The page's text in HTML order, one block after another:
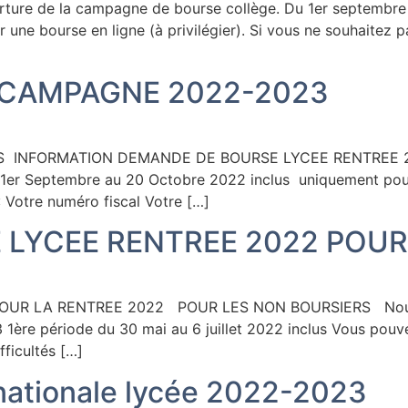
de la campagne de bourse collège. Du 1er
bourse en ligne (à privilégier). Si vous ne souhaitez
2022-2023
INFORMATION DEMANDE DE BOURSE LYCEE
Septembre au 20 Octobre 2022 inclus uniquement
Votre numéro fiscal Votre […]
RENTREE 2022
LA RENTREE 2022 POUR LES NON BOURSIERS
période du 30 mai au 6 juillet 2022 inclus Vous
[…]
lycée 2022-2023